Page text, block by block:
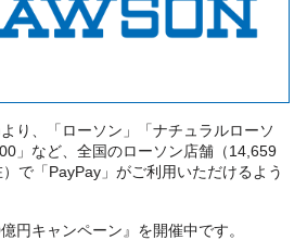
り、「ローソン」「ナチュラルローソ
」など、全国のローソン店舗（14,659
で「PayPay」がご利用いただけるよう
円キャンペーン』を開催中です。